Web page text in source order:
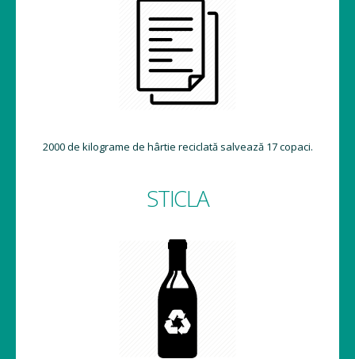
2000 de kilograme de hârtie reciclată salvează 17 copaci.
STICLA